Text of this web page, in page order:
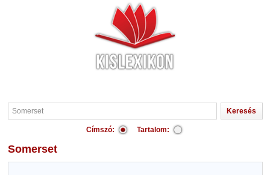
Címszó: Tartalom:
Somerset